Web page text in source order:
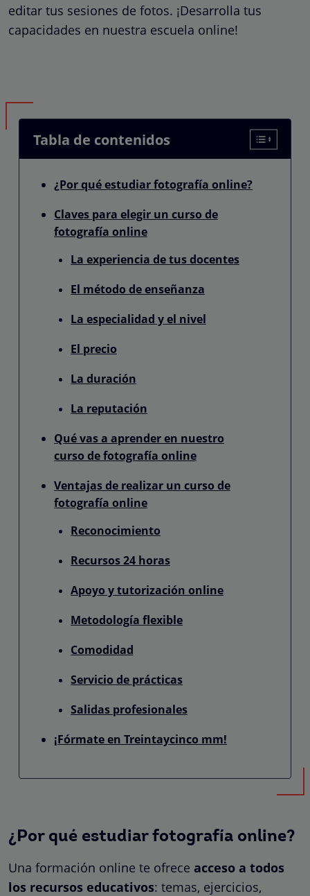
editar tus sesiones de fotos. ¡Desarrolla tus
capacidades en nuestra escuela online!
Tabla de contenidos
¿Por qué estudiar fotografía online?
Claves para elegir un curso de
fotografía online
La experiencia de tus docentes
El método de enseñanza
La especialidad y el nivel
El precio
La duración
La reputación
Qué vas a aprender en nuestro
curso de fotografía online
Ventajas de realizar un curso de
fotografía online
Reconocimiento
Recursos 24 horas
Apoyo y tutorización online
Metodología flexible
Comodidad
Servicio de prácticas
Salidas profesionales
¡Fórmate en Treintaycinco mm!
¿Por qué estudiar fotografía online?
Una formación online te ofrece acceso a todos
los recursos educativos: temas, ejercicios,